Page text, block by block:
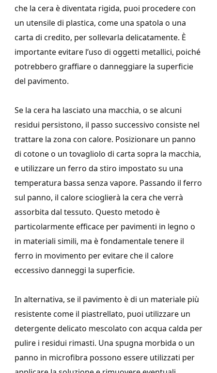
che la cera è diventata rigida, puoi procedere con
un utensile di plastica, come una spatola o una
carta di credito, per sollevarla delicatamente. È
importante evitare l’uso di oggetti metallici, poiché
potrebbero graffiare o danneggiare la superficie
del pavimento.
Se la cera ha lasciato una macchia, o se alcuni
residui persistono, il passo successivo consiste nel
trattare la zona con calore. Posizionare un panno
di cotone o un tovagliolo di carta sopra la macchia,
e utilizzare un ferro da stiro impostato su una
temperatura bassa senza vapore. Passando il ferro
sul panno, il calore scioglierà la cera che verrà
assorbita dal tessuto. Questo metodo è
particolarmente efficace per pavimenti in legno o
in materiali simili, ma è fondamentale tenere il
ferro in movimento per evitare che il calore
eccessivo danneggi la superficie.
In alternativa, se il pavimento è di un materiale più
resistente come il piastrellato, puoi utilizzare un
detergente delicato mescolato con acqua calda per
pulire i residui rimasti. Una spugna morbida o un
panno in microfibra possono essere utilizzati per